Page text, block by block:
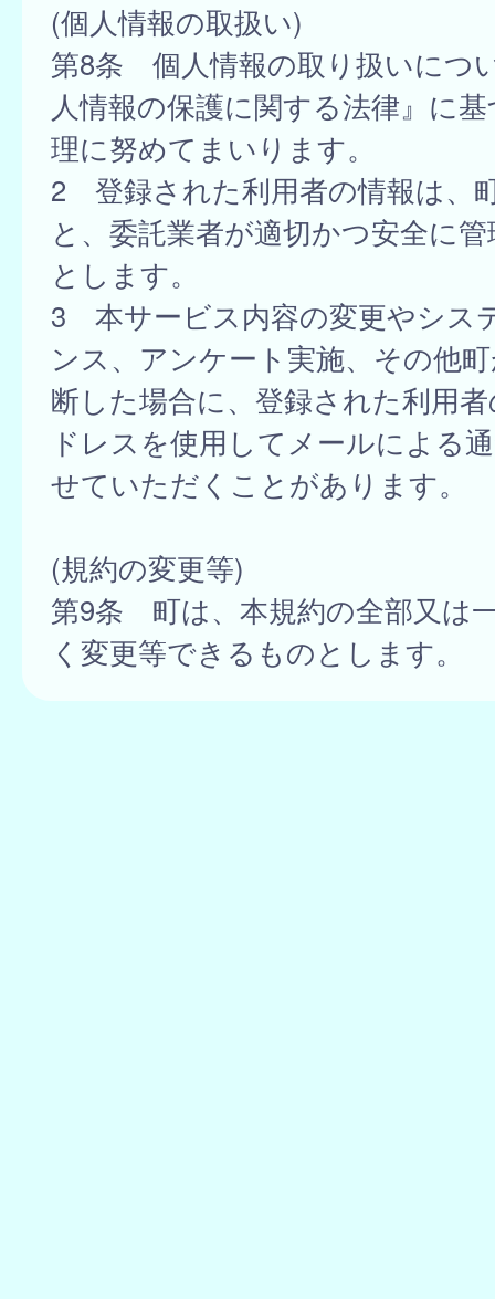
(個人情報の取扱い)
第8条 個人情報の取り扱いにつ
人情報の保護に関する法律』に
理に努めてまいります。
2 登録された利用者の情報は、
と、委託業者が適切かつ安全に
とします。
3 本サービス内容の変更やシス
ンス、アンケート実施、その他
断した場合に、登録された利用
ドレスを使用してメールによる
せていただくことがあります。
(規約の変更等)
第9条 町は、本規約の全部又は
く変更等できるものとします。